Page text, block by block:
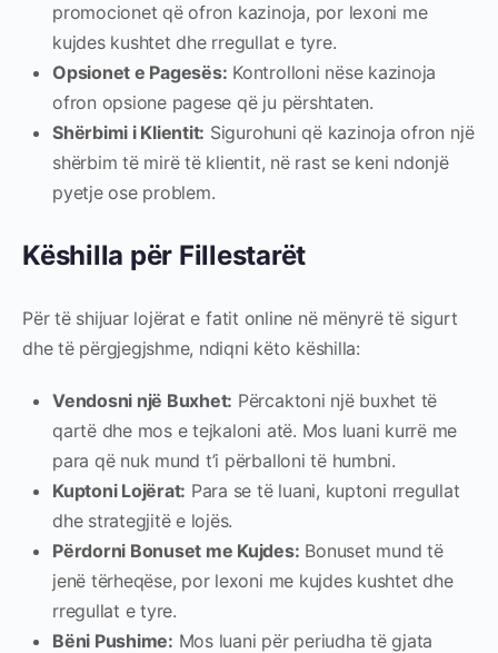
promocionet që ofron kazinoja, por lexoni me
kujdes kushtet dhe rregullat e tyre.
Opsionet e Pagesës: Kontrolloni nëse kazinoja
ofron opsione pagese që ju përshtaten.
Shërbimi i Klientit: Sigurohuni që kazinoja ofron një
shërbim të mirë të klientit, në rast se keni ndonjë
pyetje ose problem.
Këshilla për Fillestarët
Për të shijuar lojërat e fatit online në mënyrë të sigurt
dhe të përgjegjshme, ndiqni këto këshilla:
Vendosni një Buxhet: Përcaktoni një buxhet të
qartë dhe mos e tejkaloni atë. Mos luani kurrë me
para që nuk mund t’i përballoni të humbni.
Kuptoni Lojërat: Para se të luani, kuptoni rregullat
dhe strategjitë e lojës.
Përdorni Bonuset me Kujdes: Bonuset mund të
jenë tërheqëse, por lexoni me kujdes kushtet dhe
rregullat e tyre.
Bëni Pushime: Mos luani për periudha të gjata